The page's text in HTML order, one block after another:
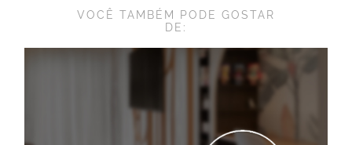
VOCÊ TAMBÉM PODE GOSTAR
DE: